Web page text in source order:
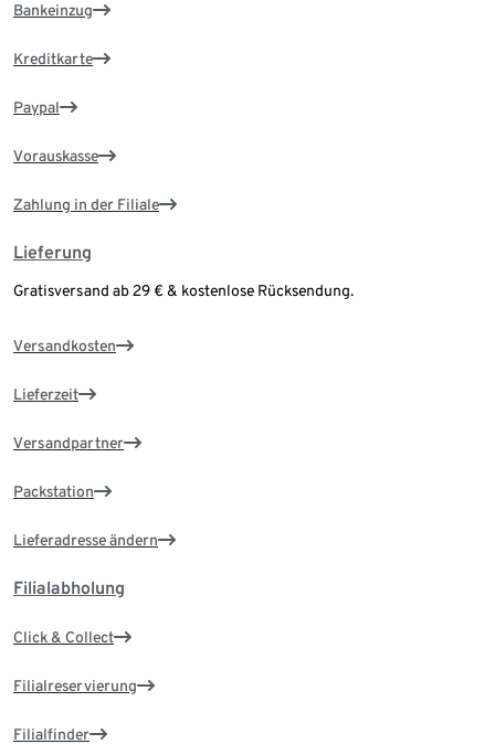
Bankeinzug
Kreditkarte
Paypal
Vorauskasse
Zahlung in der Filiale
Lieferung
Gratisversand ab 29 € & kostenlose Rücksendung.
Versandkosten
Lieferzeit
Versandpartner
Packstation
Lieferadresse ändern
Filialabholung
Click & Collect
Filialreservierung
Filialfinder